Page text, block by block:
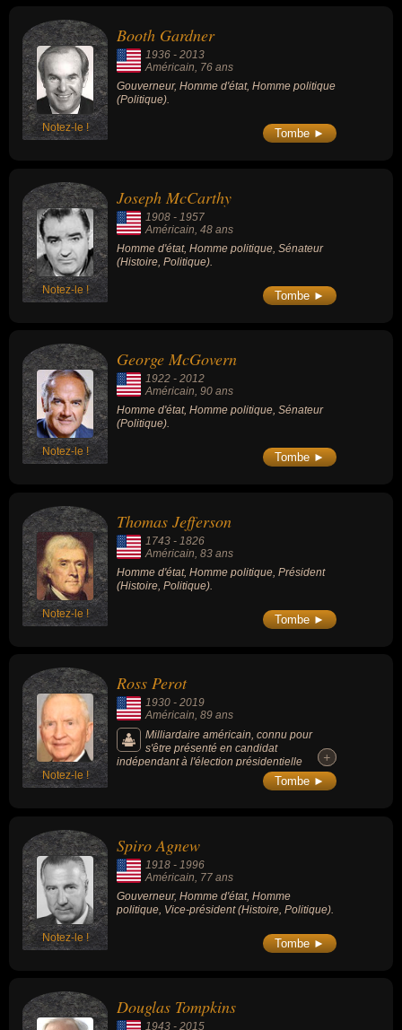
Notez-le !
Booth Gardner
1936 - 2013
Américain, 76 ans
Gouverneur, Homme d'état, Homme politique
(Politique).
Tombe ►
Notez-le !
Joseph McCarthy
1908 - 1957
Américain , 48 ans
Homme d'état, Homme politique, Sénateur
(Histoire, Politique).
Tombe ►
Notez-le !
George McGovern
1922 - 2012
Américain, 90 ans
Homme d'état, Homme politique, Sénateur
(Politique).
Tombe ►
Notez-le !
Thomas Jefferson
1743 - 1826
Américain , 83 ans
Homme d'état, Homme politique, Président
(Histoire, Politique).
Tombe ►
Notez-le !
Ross Perot
1930 - 2019
Américain, 89 ans
Milliardaire américain, connu pour
s'être présenté en candidat
indépendant à l'élection présidentielle
américaine de 1992 (au cours de laquelle il
rassembla presque 19 % des voix) et une
score fut plus modeste.
+
+
Tombe ►
Notez-le !
Spiro Agnew
1918 - 1996
Américain , 77 ans
Gouverneur, Homme d'état, Homme
politique, Vice-président (Histoire, Politique).
Tombe ►
Douglas Tompkins
1943 - 2015